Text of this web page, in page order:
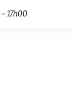
– 17h00